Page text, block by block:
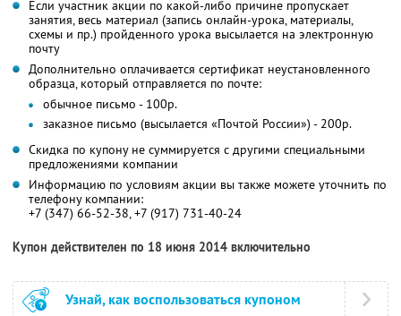
Если участник акции по какой-либо причине пропускает
занятия, весь материал (запись онлайн-урока, материалы,
схемы и пр.) пройденного урока высылается на электронную
почту
Дополнительно оплачивается сертификат неустановленного
образца, который отправляется по почте:
обычное письмо - 100р.
заказное письмо (высылается «Почтой России») - 200р.
Скидка по купону не суммируется с другими специальными
предложениями компании
Информацию по условиям акции вы также можете уточнить по
телефону компании:
+7 (347) 66-52-38, +7 (917) 731-40-24
Купон действителен по 18 июня 2014 включительно
Узнай, как воспользоваться купоном